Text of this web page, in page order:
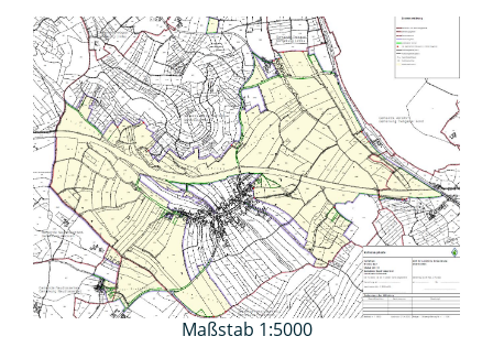
Maßstab 1:5000